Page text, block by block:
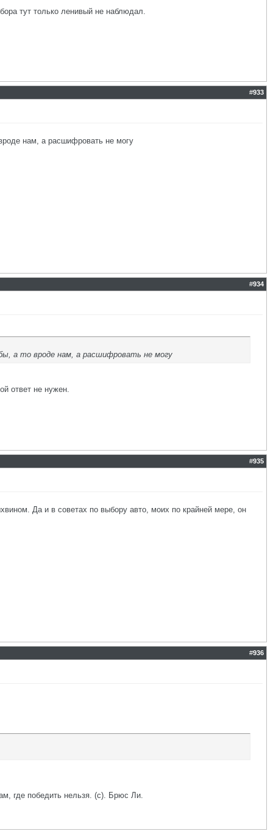
тут только ленивый не наблюдал.
#933
нам, а расшифровать не могу
#934
а то вроде нам, а расшифровать не могу
ответ не нужен.
#935
Да и в советах по выбору авто, моих по крайней мере, он
#936
где победить нельзя. (с). Брюс Ли.